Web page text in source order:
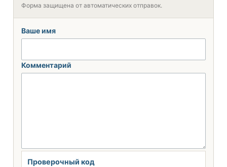
Форма защищена от автоматических отправок.
Ваше имя
Комментарий
Проверочный код